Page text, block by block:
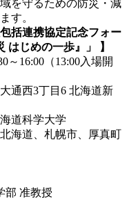
を守るための防災・減
す。
括連携協定記念フォー
じめの一歩』」 】
～16:00（13:00入場開
通西3丁目6 北海道新
道科学大学
海道、札幌市、厚真町
部 准教授